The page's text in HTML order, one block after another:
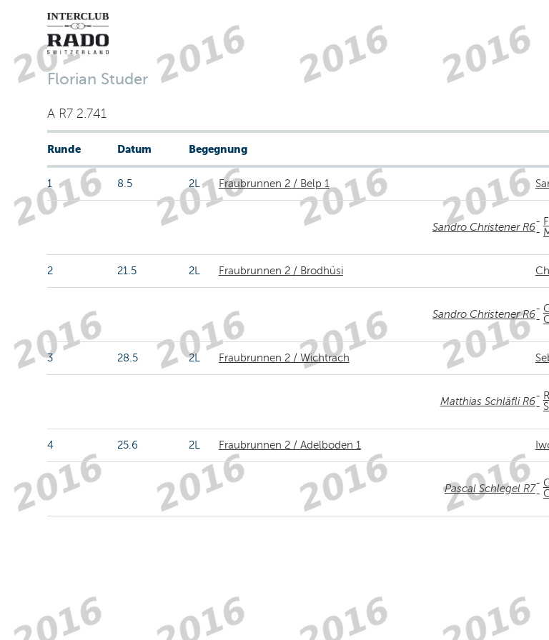
Florian Studer
A R7 2.741
Runde Datum Begegnung
1 8.5 2L Fraubrunnen 2 / Belp 1
Sandro Christener R6-
-
2 21.5 2L Fraubrunnen 2 / Brodhüsi
Sandro Christener R6-
-
3 28.5 2L Fraubrunnen 2 / Wichtrach
Matthias Schläfli R6-
-
4 25.6 2L Fraubrunnen 2 / Adelboden 1
Pascal Schlegel R7-
-